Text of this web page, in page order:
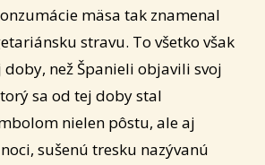
mäsa tak znamenal
stravu. To všetko však
než Španieli objavili svoj
sa od tej doby stal
nielen pôstu, ale aj
sušenú tresku nazývanú